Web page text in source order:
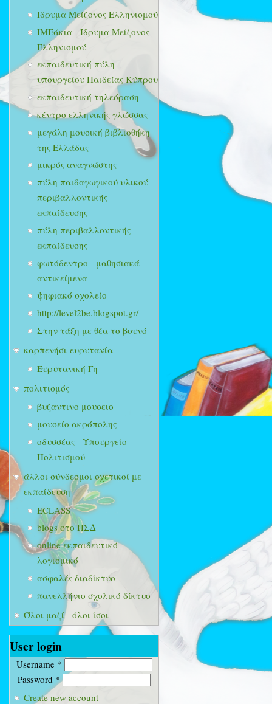
Ίδρυμα Μείζονος Ελληνισμού
ΙΜΕάκια - Ίδρυμα Μείζονος
Ελληνισμού
εκπαιδευτική πύλη
υπουργείου Παιδείας Κύπρου
εκπαιδευτική τηλεόραση
κέντρο ελληνικής γλώσσας
μεγάλη μουσική βιβλιοθήκη
της Ελλάδας
μικρός αναγνώστης
πύλη παιδαγωγικού υλικού
περιβαλλοντικής
εκπαίδευσης
πύλη περιβαλλοντικής
εκπαίδευσης
φωτόδεντρο - μαθησιακά
αντικείμενα
ψηφιακό σχολείο
http://level2be.blogspot.gr/
Στην τάξη με θέα το βουνό
καρπενήσι-ευρυτανία
Ευρυτανική Γη
πολιτισμός
βυζαντινο μουσειο
μουσείο ακρόπολης
οδυσσέας - Υπουργείο
Πολιτισμού
άλλοι σύνδεσμοι σχετικοί με
εκπαίδευση
ECLASS
blogs στο ΠΣΔ
online εκπαιδευτικό
λογισμικό
ασφαλές διαδίκτυο
πανελλήνιο σχολικό δίκτυο
Όλοι μαζί - όλοι ίσοι
User login
Username *
Password *
Create new account